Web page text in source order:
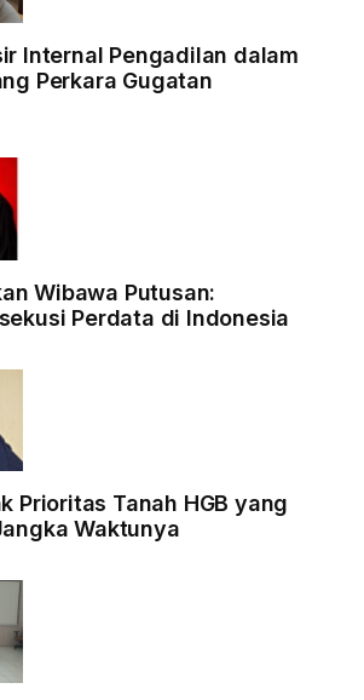
Internal Pengadilan dalam
Perkara Gugatan
Wibawa Putusan:
Perdata di Indonesia
Prioritas Tanah HGB yang
Waktunya